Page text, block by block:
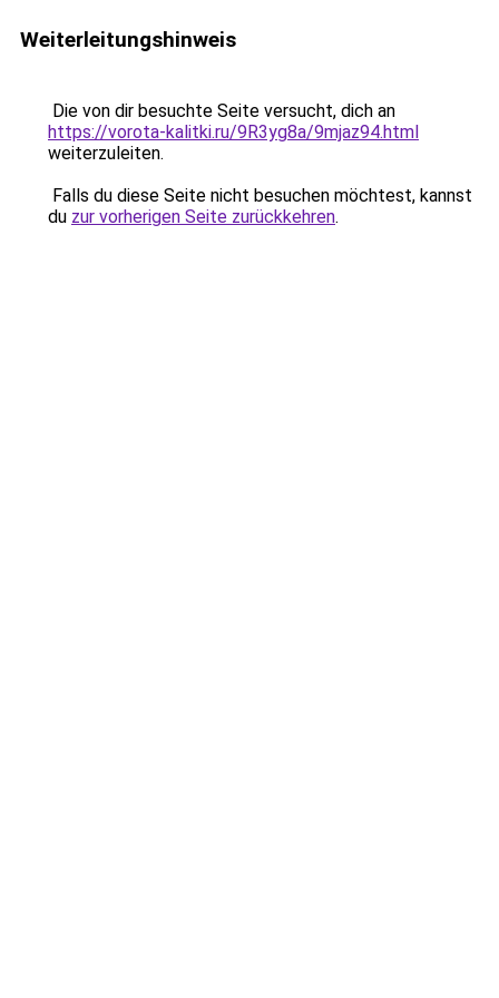
Weiterleitungshinweis
Die von dir besuchte Seite versucht, dich an
https://vorota-kalitki.ru/9R3yg8a/9mjaz94.html
weiterzuleiten.
Falls du diese Seite nicht besuchen möchtest, kannst
du zur vorherigen Seite zurückkehren.